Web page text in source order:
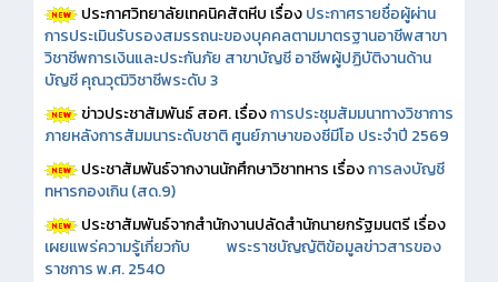
ประกาศวิทยาลัยเทคนิคสัตหีบ เรื่องประกาศรายชื่อผู้ผ่าน
การประเมินรับรองสมรรถนะของบุคคลตามมาตรฐานอาชีพสาขา
วิชาชีพการเงินและประกันภัย สาขาบัญชี อาชีพผู้ปฏิบัติงานด้าน
บัญชี คุณวุฒิวิชาชีพระดับ 3
ข่าวประชาสัมพันธ์ สอศ.เรื่องการประชุมสัมมนาทางวิชาการ
ภายหลังการสัมมนาระดับชาติ ศูนย์ภาษาของซีมีโอ ประจำปี 2569
ประชาสัมพันธ์จากงานนักศึกษาวิชาทหาร เรื่องการลงบัญชี
ทหารกองเกิน (สด.9)
ประชาสัมพันธ์จากสำนักงานปลัดสำนักนายกรัฐมนตรี เรื่อง
เผยแพร่ความรู้เกี่ยวกับ พระราชบัญญัติข้อมูลข่าวสารของ
ราชการ พ.ศ. 2540